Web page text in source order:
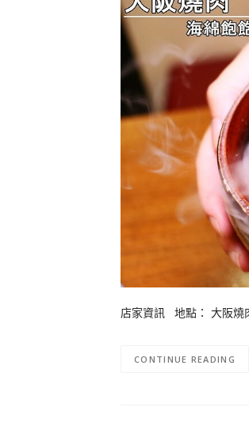
店家資訊 地點： 大阪燒
CONTINUE READING